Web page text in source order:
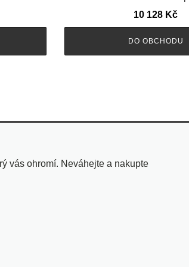
10 128 Kč
DO OBCHODU
vás ohromí. Neváhejte a nakupte